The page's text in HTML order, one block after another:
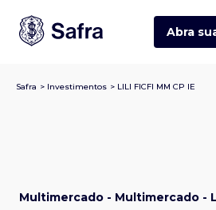
Abra
Safra > Investimentos > LILI FICFI MM CP IE
Multimercado - Multimercado -